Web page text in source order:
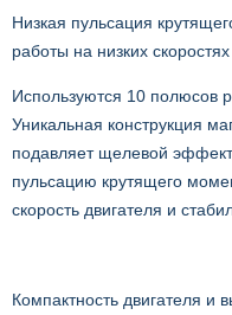
Низкая пульсация
работы на низких скоростях
Используются 10 полюсов
Уникальная конструкция
подавляет щелевой
пульсацию крутящего
скорость двигателя и
Компактность двигателя и